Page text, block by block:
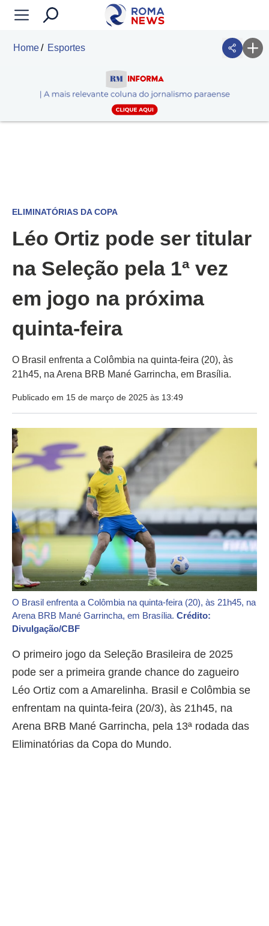
Home Esportes
ELIMINATÓRIAS DA COPA
Léo Ortiz pode ser titular
na Seleção pela 1ª vez
em jogo na próxima
quinta-feira
O Brasil enfrenta a Colômbia na quinta-feira (20), às
21h45, na Arena BRB Mané Garrincha, em Brasília.
Publicado em 15 de março de 2025 às 13:49
O Brasil enfrenta a Colômbia na quinta-feira (20), às 21h45, na
Arena BRB Mané Garrincha, em Brasília. Crédito:
Divulgação/CBF
O primeiro jogo da Seleção Brasileira de 2025
pode ser a primeira grande chance do zagueiro
Léo Ortiz com a Amarelinha. Brasil e Colômbia se
enfrentam na quinta-feira (20/3), às 21h45, na
Arena BRB Mané Garrincha, pela 13ª rodada das
Eliminatórias da Copa do Mundo.